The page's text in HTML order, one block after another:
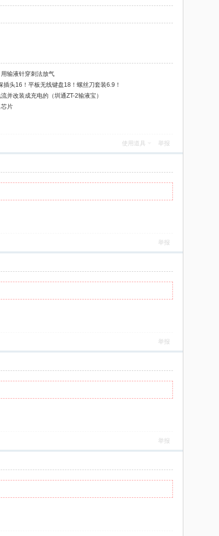
输液针穿刺法放气
插头16！平板无线键盘18！螺丝刀套装6.9！
并改装成充电的（圳通ZT-2输液宝）
片
使用道具 举报
举报
举报
举报